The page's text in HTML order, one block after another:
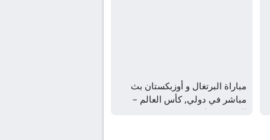
مباراة البرتغال و أوزبكستان بث
مباشر في دولي, كأس العالم –
المجموعة ك